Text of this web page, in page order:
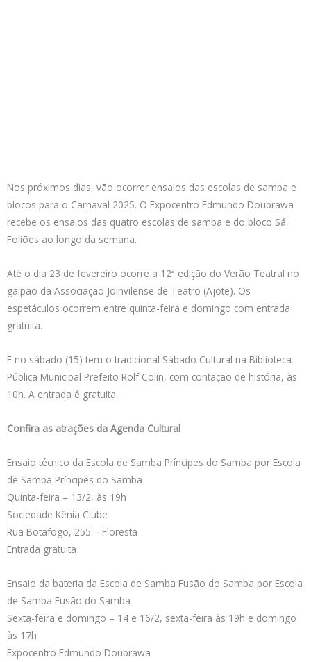
Nos próximos dias, vão ocorrer ensaios das escolas de samba e
blocos para o Carnaval 2025. O Expocentro Edmundo Doubrawa
recebe os ensaios das quatro escolas de samba e do bloco Sá
Foliões ao longo da semana.
Até o dia 23 de fevereiro ocorre a 12ª edição do Verão Teatral no
galpão da Associação Joinvilense de Teatro (Ajote). Os
espetáculos ocorrem entre quinta-feira e domingo com entrada
gratuita.
E no sábado (15) tem o tradicional Sábado Cultural na Biblioteca
Pública Municipal Prefeito Rolf Colin, com contação de história, às
10h. A entrada é gratuita.
Confira as atrações da Agenda Cultural
Ensaio técnico da Escola de Samba Príncipes do Samba por Escola
de Samba Príncipes do Samba
Quinta-feira – 13/2, às 19h
Sociedade Kênia Clube
Rua Botafogo, 255 – Floresta
Entrada gratuita
Ensaio da bateria da Escola de Samba Fusão do Samba por Escola
de Samba Fusão do Samba
Sexta-feira e domingo – 14 e 16/2, sexta-feira às 19h e domingo
às 17h
Expocentro Edmundo Doubrawa